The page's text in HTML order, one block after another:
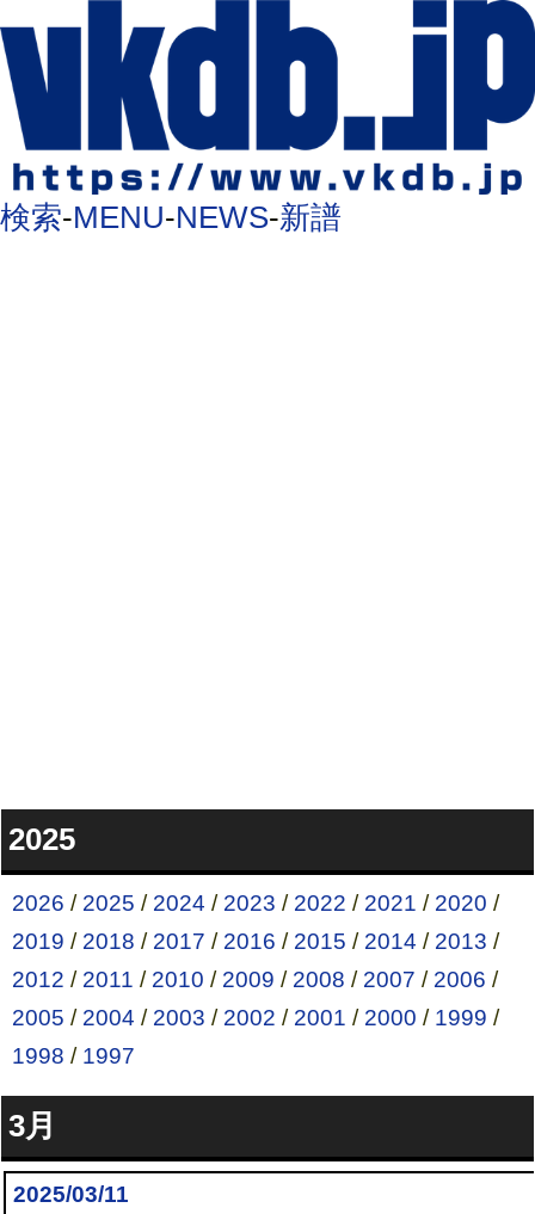
検索-MENU-NEWS-新譜
2025
2026 / 2025 / 2024 / 2023 / 2022 / 2021 / 2020 /
2019 / 2018 / 2017 / 2016 / 2015 / 2014 / 2013 /
2012 / 2011 / 2010 / 2009 / 2008 / 2007 / 2006 /
2005 / 2004 / 2003 / 2002 / 2001 / 2000 / 1999 /
1998 / 1997
3月
2025/03/11